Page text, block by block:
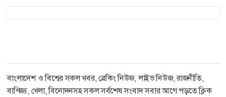
বাংলাদেশ ও বিশ্বের সকল খবর, ব্রেকিং নিউজ, লাইভ নিউজ, রাজনীতি,
বাণিজ্য, খেলা, বিনোদনসহ সকল সর্বশেষ সংবাদ সবার আগে পড়তে ক্লিক